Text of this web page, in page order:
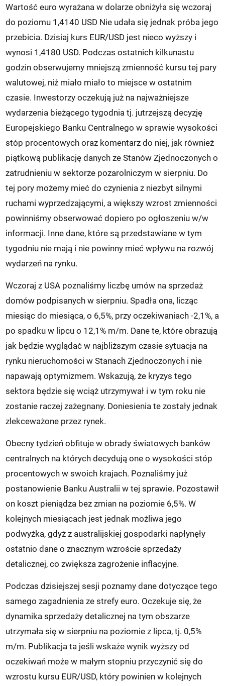
Wartość euro wyrażana w dolarze obniżyła się wczoraj
do poziomu 1,4140 USD Nie udała się jednak próba jego
przebicia. Dzisiaj kurs EUR/USD jest nieco wyższy i
wynosi 1,4180 USD. Podczas ostatnich kilkunastu
godzin obserwujemy mniejszą zmienność kursu tej pary
walutowej, niż miało miało to miejsce w ostatnim
czasie. Inwestorzy oczekują już na najważniejsze
wydarzenia bieżącego tygodnia tj. jutrzejszą decyzję
Europejskiego Banku Centralnego w sprawie wysokości
stóp procentowych oraz komentarz do niej, jak również
piątkową publikację danych ze Stanów Zjednoczonych o
zatrudnieniu w sektorze pozarolniczym w sierpniu. Do
tej pory możemy mieć do czynienia z niezbyt silnymi
ruchami wyprzedzającymi, a większy wzrost zmienności
powinniśmy obserwować dopiero po ogłoszeniu w/w
informacji. Inne dane, które są przedstawiane w tym
tygodniu nie mają i nie powinny mieć wpływu na rozwój
wydarzeń na rynku.
Wczoraj z USA poznaliśmy liczbę umów na sprzedaż
domów podpisanych w sierpniu. Spadła ona, licząc
miesiąc do miesiąca, o 6,5%, przy oczekiwaniach -2,1%, a
po spadku w lipcu o 12,1% m/m. Dane te, które obrazują
jak będzie wyglądać w najbliższym czasie sytuacja na
rynku nieruchomości w Stanach Zjednoczonych i nie
napawają optymizmem. Wskazują, że kryzys tego
sektora będzie się wciąż utrzymywał i w tym roku nie
zostanie raczej zażegnany. Doniesienia te zostały jednak
zlekceważone przez rynek.
Obecny tydzień obfituje w obrady światowych banków
centralnych na których decydują one o wysokości stóp
procentowych w swoich krajach. Poznaliśmy już
postanowienie Banku Australii w tej sprawie. Pozostawił
on koszt pieniądza bez zmian na poziomie 6,5%. W
kolejnych miesiącach jest jednak możliwa jego
podwyżka, gdyż z australijskiej gospodarki napłynęły
ostatnio dane o znacznym wzroście sprzedaży
detalicznej, co zwiększa zagrożenie inflacyjne.
Podczas dzisiejszej sesji poznamy dane dotyczące tego
samego zagadnienia ze strefy euro. Oczekuje się, że
dynamika sprzedaży detalicznej na tym obszarze
utrzymała się w sierpniu na poziomie z lipca, tj. 0,5%
m/m. Publikacja ta jeśli wskaże wynik wyższy od
oczekiwań może w małym stopniu przyczynić się do
wzrostu kursu EUR/USD, który powinien w kolejnych